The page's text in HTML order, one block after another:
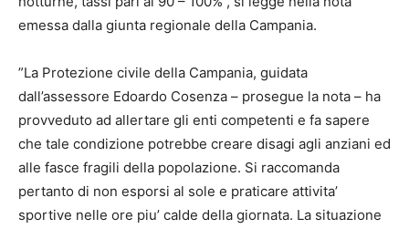
emessa dalla giunta regionale della Campania.
”La Protezione civile della Campania, guidata
dall’assessore Edoardo Cosenza – prosegue la nota – ha
provveduto ad allertare gli enti competenti e fa sapere
che tale condizione potrebbe creare disagi agli anziani ed
alle fasce fragili della popolazione. Si raccomanda
pertanto di non esporsi al sole e praticare attivita’
sportive nelle ore piu’ calde della giornata. La situazione